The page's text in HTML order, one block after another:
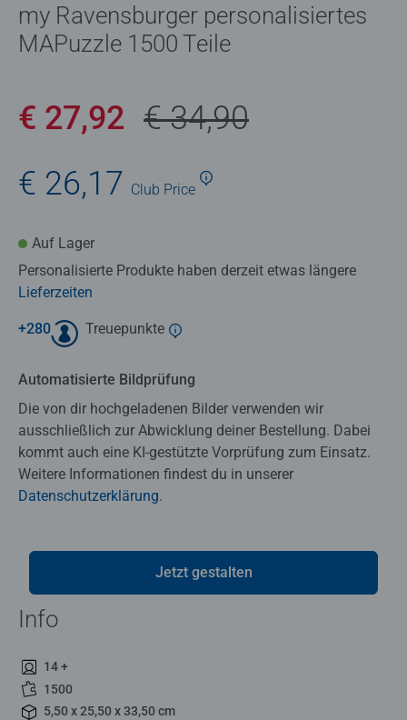
my Ravensburger personalisiertes
MAPuzzle 1500 Teile
€ 27,92 € 34,90
€ 26,17 Club Price
Auf Lager
Personalisierte Produkte haben derzeit etwas längere
Lieferzeiten
+280 Treuepunkte
Automatisierte Bildprüfung
Die von dir hochgeladenen Bilder verwenden wir
ausschließlich zur Abwicklung deiner Bestellung. Dabei
kommt auch eine KI-gestützte Vorprüfung zum Einsatz.
Weitere Informationen findest du in unserer
Datenschutzerklärung.
Jetzt gestalten
Info
14 +
1500
5,50 x 25,50 x 33,50 cm